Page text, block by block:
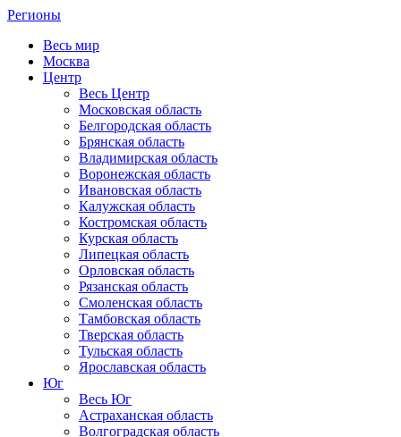
Регионы
Весь мир
Москва
Центр
Весь Центр
Московская область
Белгородская область
Брянская область
Владимирская область
Воронежская область
Ивановская область
Калужская область
Костромская область
Курская область
Липецкая область
Орловская область
Рязанская область
Смоленская область
Тамбовская область
Тверская область
Тульская область
Ярославская область
Юг
Весь Юг
Астраханская область
Волгоградская область